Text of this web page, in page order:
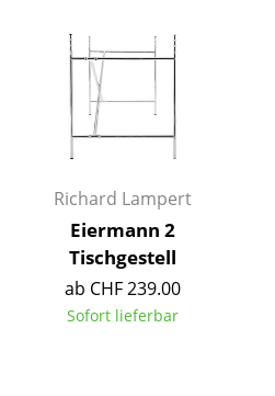
Schaukelstühle
Bürodrehstühle
Konferenzstühle
Bürosessel
Einzelteile
... alle Sitzmöbel
Richard Lampert
Eiermann 2
Tischgestell
ab CHF 239.00
Sofort lieferbar